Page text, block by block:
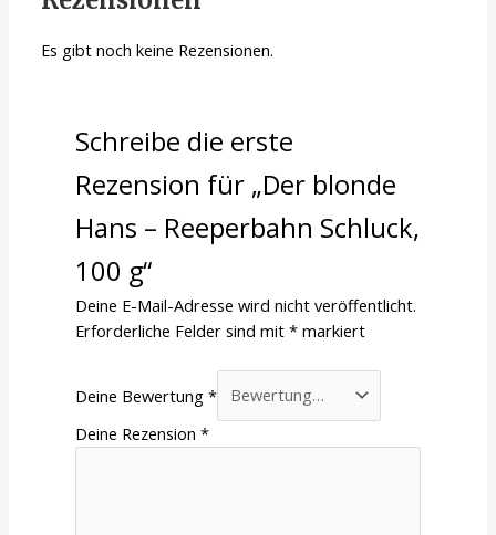
Es gibt noch keine Rezensionen.
Schreibe die erste
Rezension für „Der blonde
Hans – Reeperbahn Schluck,
100 g“
Deine E-Mail-Adresse wird nicht veröffentlicht.
Erforderliche Felder sind mit* markiert
Deine Bewertung*
Deine Rezension*